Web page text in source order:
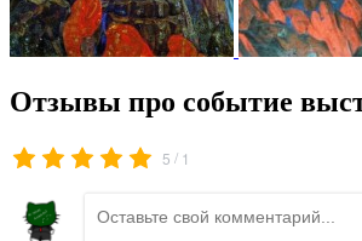
Отзывы про событие
5 / 1